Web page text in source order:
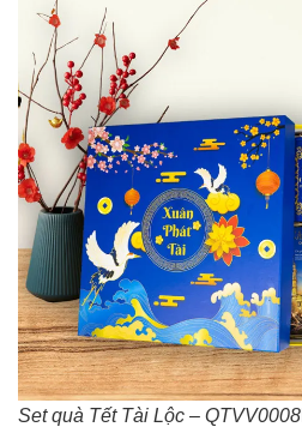
Set quà Tết Tài Lộc – QTVV0008